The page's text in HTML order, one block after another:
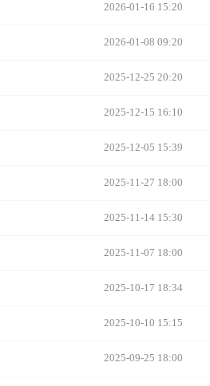
2026-01-16 15:20
2026-01-08 09:20
2025-12-25 20:20
2025-12-15 16:10
2025-12-05 15:39
2025-11-27 18:00
2025-11-14 15:30
2025-11-07 18:00
2025-10-17 18:34
2025-10-10 15:15
2025-09-25 18:00